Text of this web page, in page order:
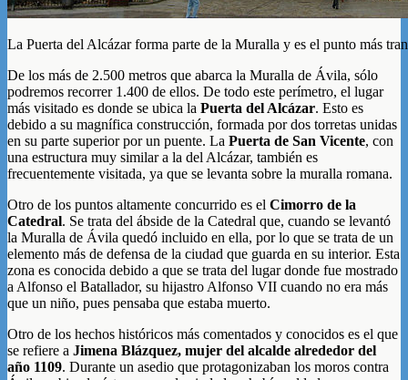
La Puerta del Alcázar forma parte de la Muralla y es el punto más
De los más de 2.500 metros que abarca la Muralla de Ávila, sólo
podremos recorrer 1.400 de ellos. De todo este perímetro, el lugar
más visitado es donde se ubica la Puerta del Alcázar. Esto es
debido a su magnífica construcción, formada por dos torretas unidas
en su parte superior por un puente. La Puerta de San Vicente, con
una estructura muy similar a la del Alcázar, también es
frecuentemente visitada, ya que se levanta sobre la muralla romana.
Otro de los puntos altamente concurrido es el Cimorro de la
Catedral. Se trata del ábside de la Catedral que, cuando se levantó
la Muralla de Ávila quedó incluido en ella, por lo que se trata de un
elemento más de defensa de la ciudad que guarda en su interior. Esta
zona es conocida debido a que se trata del lugar donde fue mostrado
a Alfonso el Batallador, su hijastro Alfonso VII cuando no era más
que un niño, pues pensaba que estaba muerto.
Otro de los hechos históricos más comentados y conocidos es el que
se refiere a Jimena Blázquez, mujer del alcalde alrededor del
año 1109. Durante un asedio que protagonizaban los moros contra